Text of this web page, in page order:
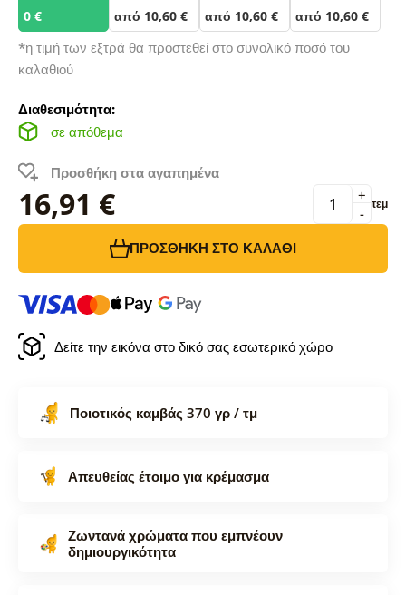
0 € από 10,60 € από 10,60 € από 10,60 €
*η τιμή των εξτρά θα προστεθεί στο συνολικό ποσό του
καλαθιού
Διαθεσιμότητα:
σε απόθεμα
Προσθήκη στα αγαπημένα
16,91 € -
+ τεμ
ΠΡΟΣΘΉΚΗ ΣΤΟ ΚΑΛΆΘΙ
Δείτε την εικόνα στο δικό σας εσωτερικό χώρο
Ποιοτικός καμβάς 370 γρ / τμ
Απευθείας έτοιμο για κρέμασμα
Ζωντανά χρώματα που εμπνέουν
δημιουργικότητα